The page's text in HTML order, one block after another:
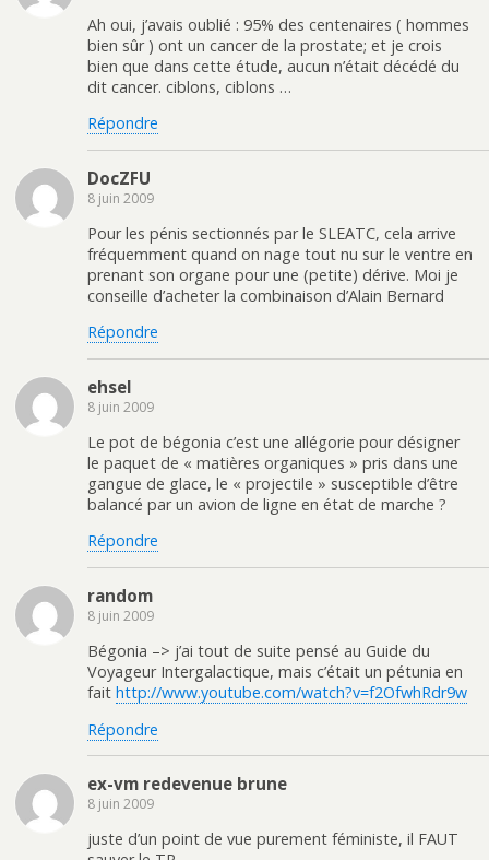
Ah oui, j’avais oublié : 95% des centenaires ( hommes
bien sûr ) ont un cancer de la prostate; et je crois
bien que dans cette étude, aucun n’était décédé du
dit cancer. ciblons, ciblons …
Répondre
DocZFU
8 juin 2009
Pour les pénis sectionnés par le SLEATC, cela arrive
fréquemment quand on nage tout nu sur le ventre en
prenant son organe pour une (petite) dérive. Moi je
conseille d’acheter la combinaison d’Alain Bernard
Répondre
ehsel
8 juin 2009
Le pot de bégonia c’est une allégorie pour désigner
le paquet de « matières organiques » pris dans une
gangue de glace, le « projectile » susceptible d’être
balancé par un avion de ligne en état de marche ?
Répondre
random
8 juin 2009
Bégonia –> j’ai tout de suite pensé au Guide du
Voyageur Intergalactique, mais c’était un pétunia en
fait http://www.youtube.com/watch?v=f2OfwhRdr9w
Répondre
ex-vm redevenue brune
8 juin 2009
juste d’un point de vue purement féministe, il FAUT